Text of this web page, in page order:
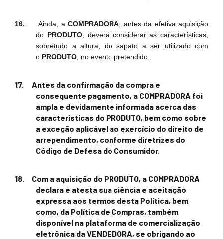
16. Ainda, aCOMPRADORA , antes da efetiva aquisição
do PRODUTO , deverá considerar as características,
sobretudo a altura, do sapato a ser utilizado com
o PRODUTO , no evento pretendido.
17.
Antes da confirmação da compra e
consequente pagamento, a COMPRADORA foi
ampla e devidamente informada acerca das
características do PRODUTO, bem como sobre
a exceção aplicável ao exercício do direito de
arrependimento, conforme diretrizes do
Código de Defesa do Consumidor.
18.
Com a aquisição do PRODUTO, a COMPRADORA
declara e atesta sua ciência e aceitação
expressa aos termos desta Política, bem
como, da Política de Compras, também
disponível na plataforma de comercialização
eletrônica da VENDEDORA, se obrigando ao